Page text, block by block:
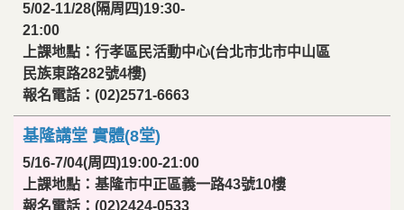
5/02-11/28(隔周四)19:30-
21:00
上課地點：行孝區民活動中心(台北市北市中山區
民族東路282號4樓)
報名電話：(02)2571-6663
基隆講堂 實體(8堂)
5/16-7/04(周四)19:00-21:00
上課地點：基隆市中正區義一路43號10樓
報名電話：(02)2424-0533